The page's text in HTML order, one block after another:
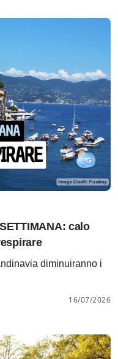
calo
diminuiranno i
16/07/2026